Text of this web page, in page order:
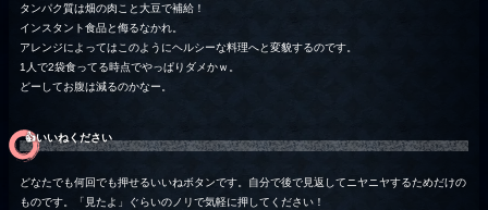
タンパク質は畑の肉こと大豆で補給！
インスタント食品と侮るなかれ。
アレンジによってはこのようにヘルシーな料理へと変貌するのです。
1人で2袋食ってる時点でやっぱりダメかｗ。
どーしてお腹は減るのかなー。
👍️いいねください
どなたでも何回でも押せるいいねボタンです。自分で後で見返してニヤニヤするためだけの
ものです。「見たよ」ぐらいのノリで気軽に押してください！